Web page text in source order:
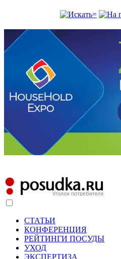
СТАТЬИ
КОНФЕРЕНЦИЯ
РЕЙТИНГИ ПОСУДЫ
УХОД
ЭКСПЕРТИЗА